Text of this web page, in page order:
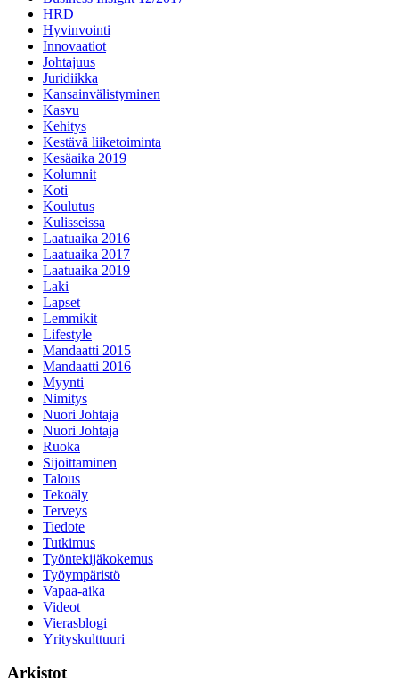
HRD
Hyvinvointi
Innovaatiot
Johtajuus
Juridiikka
Kansainvälistyminen
Kasvu
Kehitys
Kestävä liiketoiminta
Kesäaika 2019
Kolumnit
Koti
Koulutus
Kulisseissa
Laatuaika 2016
Laatuaika 2017
Laatuaika 2019
Laki
Lapset
Lemmikit
Lifestyle
Mandaatti 2015
Mandaatti 2016
Myynti
Nimitys
Nuori Johtaja
Nuori Johtaja
Ruoka
Sijoittaminen
Talous
Tekoäly
Terveys
Tiedote
Tutkimus
Työntekijäkokemus
Työympäristö
Vapaa-aika
Videot
Vierasblogi
Yrityskulttuuri
Arkistot